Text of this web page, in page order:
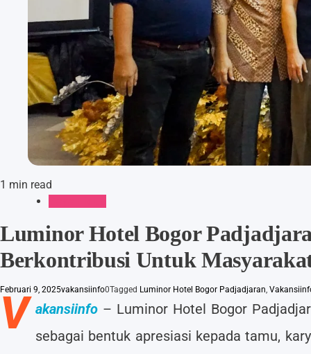
1 min read
Luminor Hotel Bogor
Berkontribusi Untuk
Februari 9, 2025vakansiinfo0Tagged Luminor Hotel Bogor Padjadjaran,
V akansiinfo – Luminor Hotel Bogor
sebagai bentuk apresiasi kepada tamu,